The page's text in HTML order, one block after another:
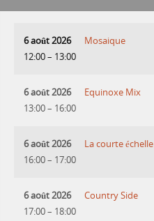
6 août 2026
12:00– 13:00
Mosaique
6 août 2026
13:00– 16:00
Equinoxe Mix
6 août 2026
16:00– 17:00
La courte échelle
6 août 2026
17:00– 18:00
Country Side